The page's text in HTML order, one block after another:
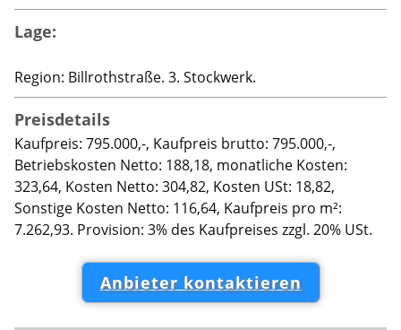
Lage:
Region: Billrothstraße. 3. Stockwerk.
Preisdetails
Kaufpreis: 795.000,-, Kaufpreis brutto: 795.000,-,
Betriebskosten Netto: 188,18, monatliche Kosten:
323,64, Kosten Netto: 304,82, Kosten USt: 18,82,
Sonstige Kosten Netto: 116,64, Kaufpreis pro m²:
7.262,93. Provision: 3% des Kaufpreises zzgl. 20% USt.
Anbieter kontaktieren